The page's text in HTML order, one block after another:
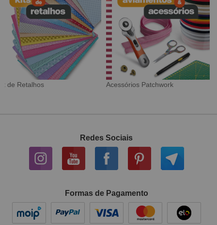
Tecido Digital Sarja Impermeável
Redes Sociais
Formas de Pagamento